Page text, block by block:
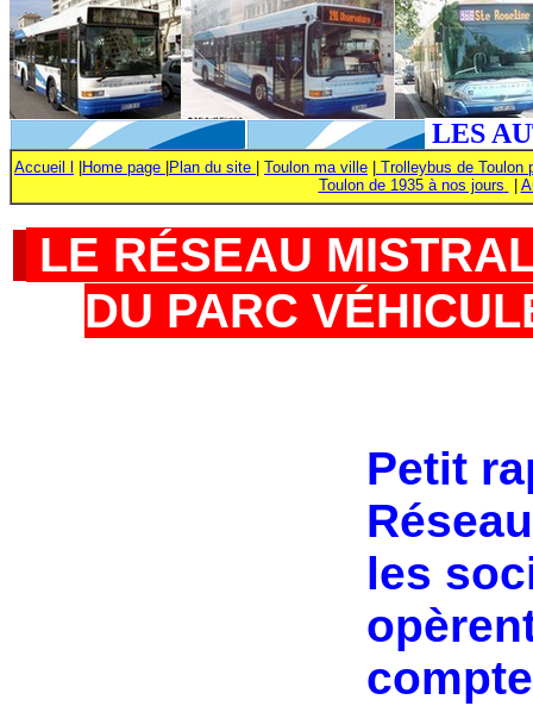
LES
Accueil l Home page Plan du site Toulon ma ville
Trolleybus de Toulon
Toulon de 1935 à nos jours
LE RÉSEAU
DU PARC
Petit
les